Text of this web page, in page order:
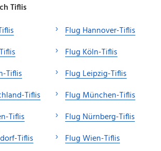
Tiflis
Tiflis
Tiflis
Tiflis
Tiflis
Flug Hannover-Tiflis
Flug Köln-Tiflis
Flug Leipzig-Tiflis
Flug München-Tiflis
Flug Nürnberg-Tiflis
Flug Wien-Tiflis